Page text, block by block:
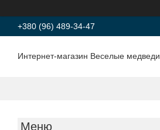
+380 (96) 489-34-47
Интернет-магазин Веселые медведи